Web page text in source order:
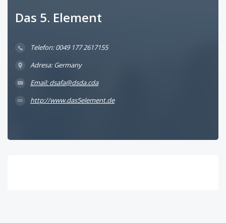
Das 5. Element
Telefon: 0049 177 2617155
Adresa: Germany
Email: dsafa@dsda.cda
http://www.das5element.de